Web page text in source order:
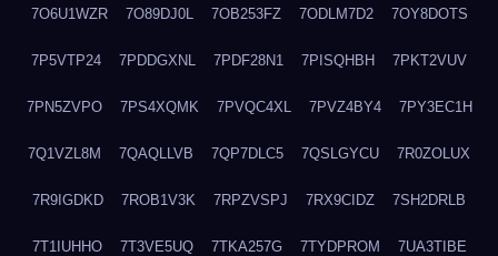
7O6U1WZR 7O89DJ0L 7OB253FZ 7ODLM7D2 7OY8DOTS
7P5VTP24 7PDDGXNL 7PDF28N1 7PISQHBH 7PKT2VUV
7PN5ZVPO 7PS4XQMK 7PVQC4XL 7PVZ4BY4 7PY3EC1H
7Q1VZL8M 7QAQLLVB 7QP7DLC5 7QSLGYCU 7R0ZOLUX
7R9IGDKD 7ROB1V3K 7RPZVSPJ 7RX9CIDZ 7SH2DRLB
7T1IUHHO 7T3VE5UQ 7TKA257G 7TYDPROM 7UA3TIBE